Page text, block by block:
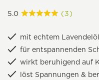
5.0 (3)
mit echtem Lavendelöl
für entspannenden
wirkt beruhigend auf
löst Spannungen &